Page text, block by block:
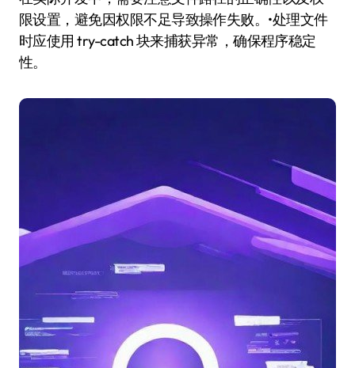
限设置，避免因权限不足导致操作失败。•处理文件
时应使用 try-catch 块来捕获异常，确保程序稳定
性。